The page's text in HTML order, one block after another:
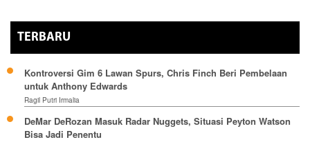
TERBARU
Kontroversi Gim 6 Lawan Spurs, Chris Finch Beri Pembelaan
untuk Anthony Edwards
Ragil Putri Irmalia
DeMar DeRozan Masuk Radar Nuggets, Situasi Peyton Watson
Bisa Jadi Penentu